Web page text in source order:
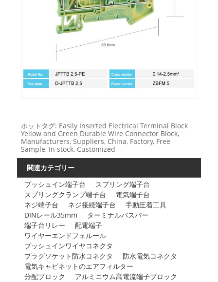
ホットタグ: Easily Inserted Electrical Terminal Block
Yellow and Green Durable Wire Connector Block,
Manufacturers, Suppliers, China, Factory, Free
Sample, In stock, Customized
関連カテゴリー
プッシュイン端​​子台
スプリング端子台
スプリングクランプ端子台
電気端子台
ネジ端子台
ネジ接続端子台
手動圧着工具
DINレール35mm
ターミナルバスバー
端子台リレー
配電端子
ワイヤーエンドフェルール
プッシュインワイヤコネクタ
プラグソケット防水コネクタ
防水電気コネクタ
電気キャビネットのエアフィルター
分配ブロック
アルミニウム高電流端子ブロック